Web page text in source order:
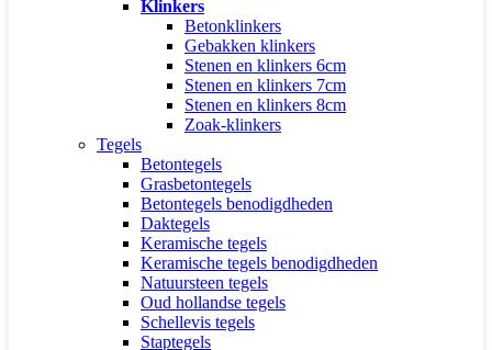
Klinkers
Betonklinkers
Gebakken klinkers
Stenen en klinkers 6cm
Stenen en klinkers 7cm
Stenen en klinkers 8cm
Zoak-klinkers
Tegels
Betontegels
Grasbetontegels
Betontegels benodigdheden
Daktegels
Keramische tegels
Keramische tegels benodigdheden
Natuursteen tegels
Oud hollandse tegels
Schellevis tegels
Staptegels